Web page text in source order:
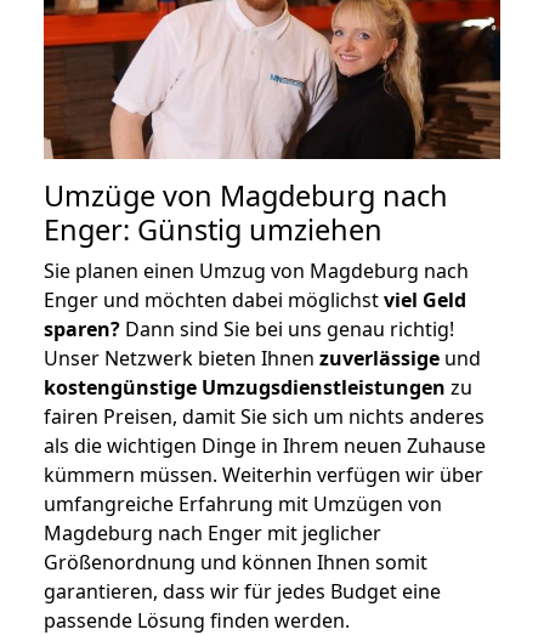
Umzüge von Magdeburg nach
Enger: Günstig umziehen
Sie planen einen Umzug von Magdeburg nach
Enger und möchten dabei möglichstviel Geld
sparen? Dann sind Sie bei uns genau richtig!
Unser Netzwerk bieten Ihnen zuverlässige und
kostengünstige Umzugsdienstleistungen zu
fairen Preisen, damit Sie sich um nichts anderes
als die wichtigen Dinge in Ihrem neuen Zuhause
kümmern müssen. Weiterhin verfügen wir über
umfangreiche Erfahrung mit Umzügen von
Magdeburg nach Enger mit jeglicher
Größenordnung und können Ihnen somit
garantieren, dass wir für jedes Budget eine
passende Lösung finden werden.